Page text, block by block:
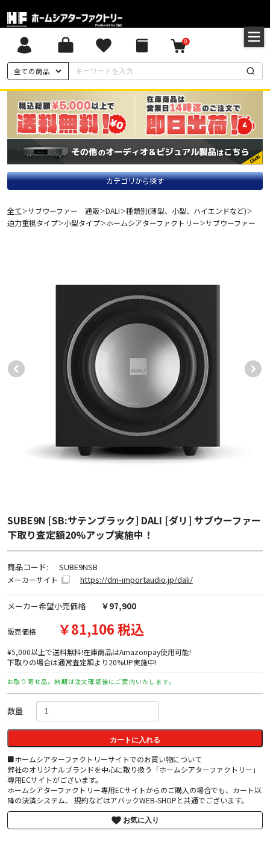
全ての商品
0
カテゴリから探す
全て＞サブウーファー 通販＞DALI＞種類別(薄型、小型、ハイエンドなど)＞
迫力重視タイプ＞小型タイプ＞ホームシアターファクトリー＞サブウーファー
SUBE9N [SB:サテンブラック] DALI [ダリ] サブウーファー
下取り査定額20%アップ実施中！
商品コード: SUBE9NSB
メーカーサイト https://dm-importaudio.jp/dali/
メーカー希望小売価格 ￥97,900
販売価格 ￥81,106 税込
¥5,000以上で送料無料!在庫商品はAmazonpay使用可能!
下取りの場合は通常査定額より20%UP実施中!
お取り寄せ品。納期は注文確認後にご案内いたします。
数量
カートに入れる
■ホームシアターファクトリーサイトでのお買い物について
弊社のオリジナルブランドを中心に取り扱う「ホームシアターファクトリー」
専用ECサイトがございます。
ホームシアターファクトリー専用ECサイトからのご購入の場合でも、カート以
降の決済システム、 規約などはアバックWEB-SHOPと共通でございます。
お気に入り